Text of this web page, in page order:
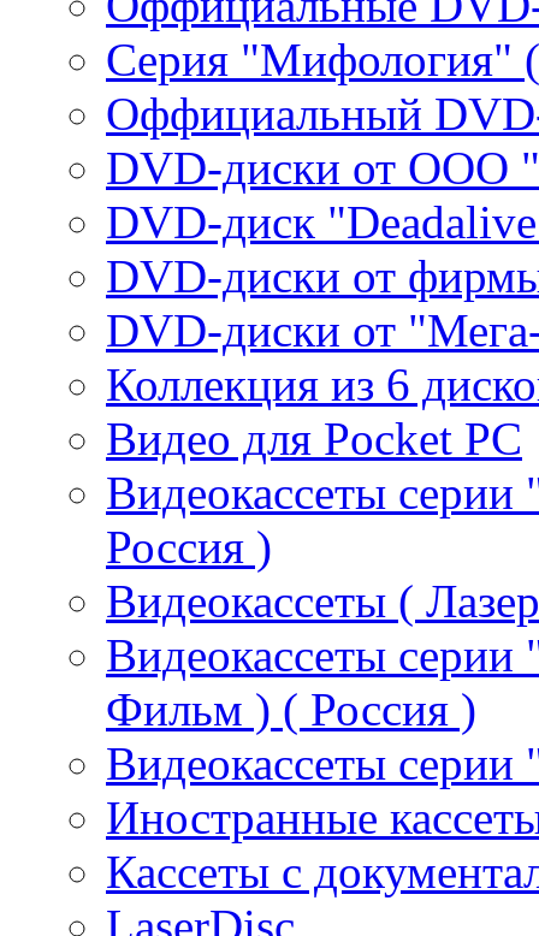
Серия
Оффициальный
DVD-диски от ООО
DVD-диск
DVD-диски от
DVD-диски от
Коллекция из 6
Видео для Pocket PC
Видеокассеты
Россия )
Видеокассеты (
Видеокассеты
Фильм ) ( Россия )
Видеокассеты
Иностранные
Кассеты с